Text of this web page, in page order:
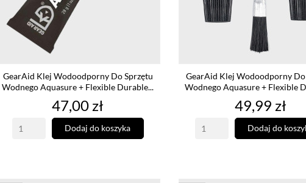
GearAid Klej Wodoodporny Do Sprzętu
Wodnego Aquasure + Flexible Durable...
Cena
47,00 zł
Dodaj do koszyka
GearAid Klej Wodoodporny Do
Wodnego Aquasure + Flexible
Cena
49,99 zł
Dodaj do